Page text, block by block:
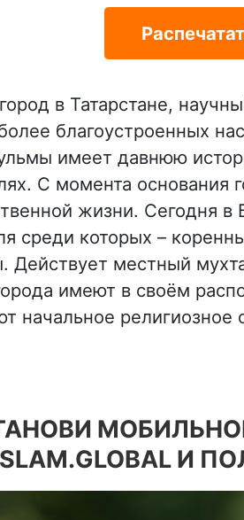
в Татарстане,
благоустроенных
имеет давнюю
С момента основания
жизни. Сегодня в
среди которых –
Действует местный
имеют в своём
начальное религиозное
И